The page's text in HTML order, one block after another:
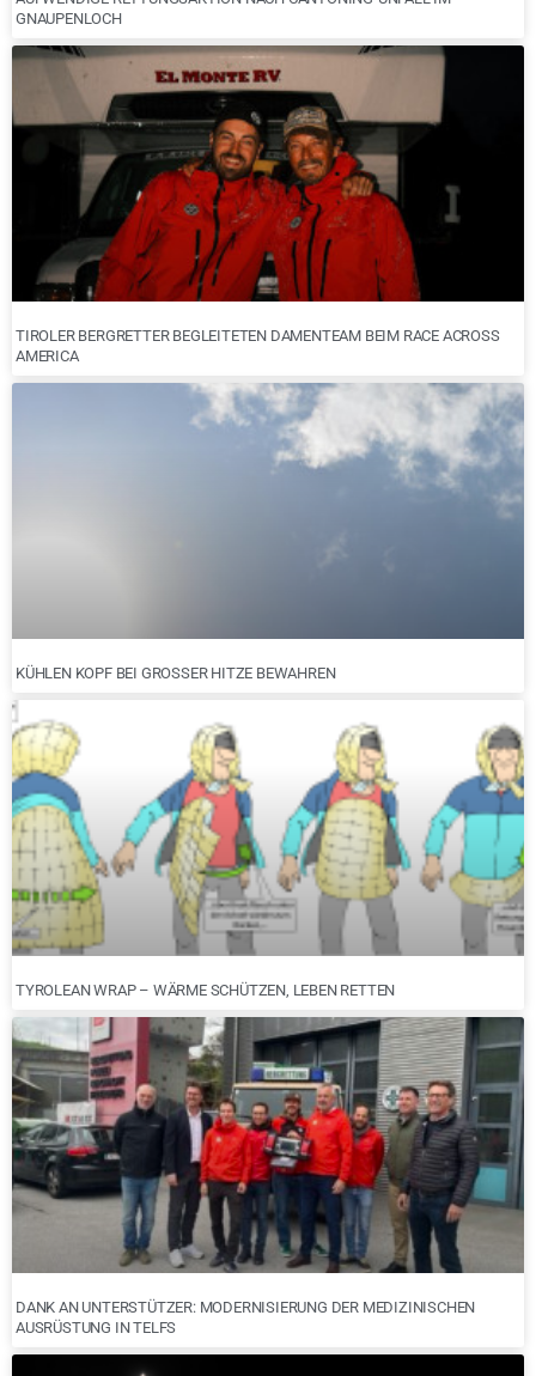
GNAUPENLOCH
TIROLER BERGRETTER BEGLEITETEN DAMENTEAM BEIM RACE ACROSS
AMERICA
KÜHLEN KOPF BEI GROSSER HITZE BEWAHREN
TYROLEAN WRAP – WÄRME SCHÜTZEN, LEBEN RETTEN
DANK AN UNTERSTÜTZER: MODERNISIERUNG DER MEDIZINISCHEN
AUSRÜSTUNG IN TELFS